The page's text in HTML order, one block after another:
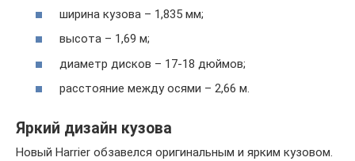
ширина кузова – 1,835 мм;
высота – 1,69 м;
диаметр дисков – 17-18 дюймов;
расстояние между осями – 2,66 м.
Яркий дизайн кузова
Новый Harrier обзавелся оригинальным и ярким кузовом.